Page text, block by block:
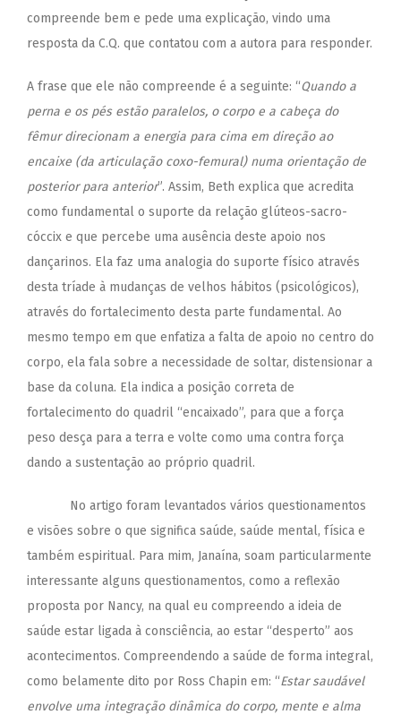
compreende bem e pede uma explicação, vindo uma
resposta da C.Q. que contatou com a autora para responder.
A frase que ele não compreende é a seguinte: “Quando a
perna e os pés estão paralelos, o corpo e a cabeça do
fêmur direcionam a energia para cima em direção ao
encaixe (da articulação coxo-femural) numa orientação de
posterior para anterior”. Assim, Beth explica que acredita
como fundamental o suporte da relação glúteos-sacro-
cóccix e que percebe uma ausência deste apoio nos
dançarinos. Ela faz uma analogia do suporte físico através
desta tríade à mudanças de velhos hábitos (psicológicos),
através do fortalecimento desta parte fundamental. Ao
mesmo tempo em que enfatiza a falta de apoio no centro do
corpo, ela fala sobre a necessidade de soltar, distensionar a
base da coluna. Ela indica a posição correta de
fortalecimento do quadril “encaixado”, para que a força
peso desça para a terra e volte como uma contra força
dando a sustentação ao próprio quadril.
No artigo foram levantados vários questionamentos
e visões sobre o que significa saúde, saúde mental, física e
também espiritual. Para mim, Janaína, soam particularmente
interessante alguns questionamentos, como a reflexão
proposta por Nancy, na qual eu compreendo a ideia de
saúde estar ligada à consciência, ao estar “desperto” aos
acontecimentos. Compreendendo a saúde de forma integral,
como belamente dito por Ross Chapin em: “Estar saudável
envolve uma integração dinâmica do corpo, mente e alma